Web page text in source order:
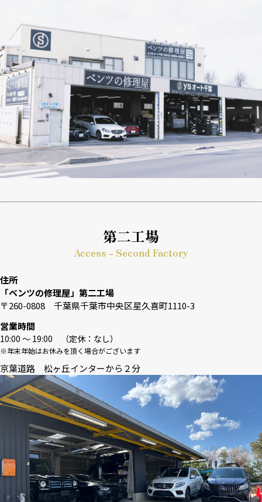
第二工場
Access - Second Factory
住所
「ベンツの修理屋」第二工場
〒260-0808 千葉県千葉市中央区星久喜町1110-3
営業時間
10:00 〜 19:00 （定休：なし）
※年末年始はお休みを頂く場合がございます
京葉道路 松ヶ丘インターから２分